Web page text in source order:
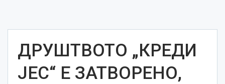
ДРУШТВОТО „КРЕДИ
ЈЕС“ Е ЗАТВОРЕНО,